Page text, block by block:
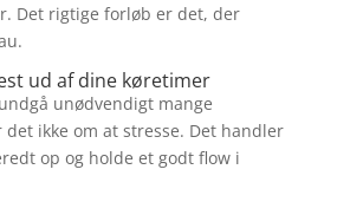
Det rigtige forløb er det, der
ud af dine køretimer
unødvendigt mange
ikke om at stresse. Det handler
op og holde et godt flow i